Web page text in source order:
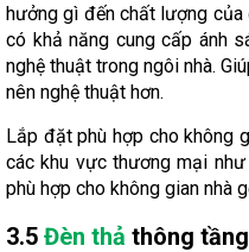
hưởng gì đến chất lượng
có khả năng cung cấp ánh
nghệ thuật trong ngôi nhà.
nên nghệ thuật hơn.
Lắp đặt phù hợp cho không
các khu vực thương mại
phù hợp cho không gian nhà
3.5 Đèn thả thông